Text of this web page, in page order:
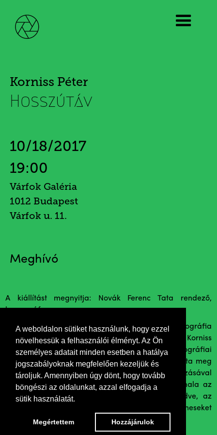
A weboldalon sütiket használunk, hogy ezzel
növelhessük a felhasználói élményt. Az Ön
személyes adatait minden esetben a hatálya
jogszabályoknak megfelelően kezeljük és
tároljuk. Amennyiben úgy dönt, hogy tovább
böngészi az oldalunkat, azzal elfogadja a
sütik használatát.
Megértettem Hozzájárulok
Korniss Péter
Hosszútáv
10/18/2017
19:00
Várfok Galéria
1012 Budapest
Várfok u. 11.
Meghívó
A kiállítást megnyitja: Novák Ferenc Tata rendező,
koreográfus
Korniss Péter (Kolozsvár, 1937) a magyar fotográfia
legendás alakja idén ünnepli 80. születésnapját. Korniss
munkássága az egyik leggazdagabb hazai fotográfiai
életmű. Hírnevét dokumentarista fotósként alapozta meg
elsősorban a paraszti életforma és kultúra fotózásával
Kelet-Európában, mely téma az életmű vezérfonala az
1967-ben készített, első táncházas képeitől kezdve, az
utóbbi évek konceptuálisnak tekinthető, betlehemeseket
vagy széki asszonyokat bemutató fotósorozatokig.